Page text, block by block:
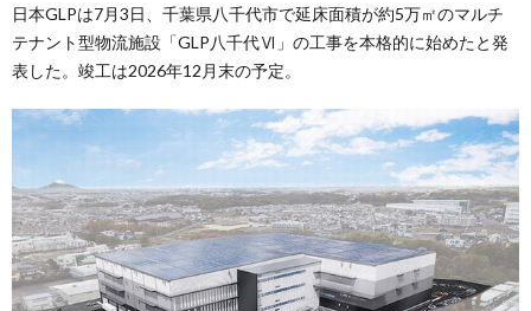
日本GLPは7月3日、千葉県八千代市で延床面積が約5万㎡のマルチ
テナント型物流施設「GLP八千代Ⅵ」の工事を本格的に始めたと発
表した。竣工は2026年12月末の予定。